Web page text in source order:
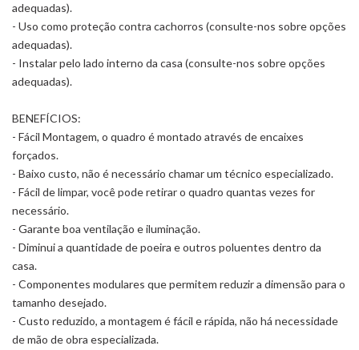
adequadas).
- Uso como proteção contra cachorros (consulte-nos sobre opções
adequadas).
- Instalar pelo lado interno da casa (consulte-nos sobre opções
adequadas).
BENEFÍCIOS:
- Fácil Montagem, o quadro é montado através de encaixes
forçados.
- Baixo custo, não é necessário chamar um técnico especializado.
- Fácil de limpar, você pode retirar o quadro quantas vezes for
necessário.
- Garante boa ventilação e iluminação.
- Diminui a quantidade de poeira e outros poluentes dentro da
casa.
- Componentes modulares que permitem reduzir a dimensão para o
tamanho desejado.
- Custo reduzido, a montagem é fácil e rápida, não há necessidade
de mão de obra especializada.